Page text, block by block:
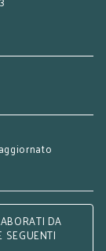
DA
SEGUENTI